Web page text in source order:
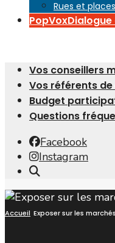
Rues et places
PopVox
Vos conseillers
Vos référents
Budget
Questions
Facebook
Instagram
Window
Accueil Exposer sur les marchés